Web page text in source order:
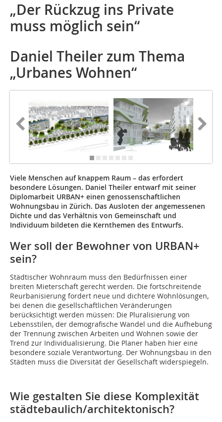
„Der Rückzug ins Private
muss möglich sein“
Daniel Theiler zum Thema
„Urbanes Wohnen“
Viele Menschen auf knappem Raum – das erfordert
besondere Lösungen. Daniel Theiler entwarf mit seiner
Diplomarbeit URBAN+ einen genossenschaftlichen
Wohnungsbau in Zürich. Das Ausloten der angemessenen
Dichte und das Verhältnis von Gemeinschaft und
Individuum bildeten die Kernthemen des Entwurfs.
Wer soll der Bewohner von URBAN+
sein?
Städtischer Wohnraum muss den Bedürfnissen einer
breiten Mieterschaft gerecht werden. Die fortschreitende
Reurbanisierung fordert neue und dichtere Wohnlösungen,
bei denen die gesellschaftlichen Veränderungen
berücksichtigt werden müssen: Die Pluralisierung von
Lebensstilen, der demografische Wandel und die Aufhebung
der Trennung zwischen Arbeiten und Wohnen sowie der
Trend zur Individualisierung. Die Planer haben hier eine
besondere soziale Verantwortung. Der Wohnungsbau in den
Städten muss die Diversität der Gesellschaft widerspiegeln.
Wie gestalten Sie diese Komplexität
städtebaulich/architektonisch?